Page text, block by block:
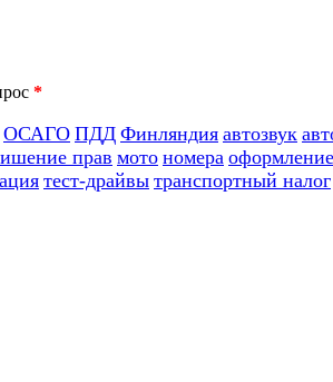
*
ОСАГО ПДД Финляндия автозвук
прав мото номера
тест-драйвы транспортный налог